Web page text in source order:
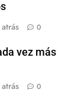
0
vez más
0